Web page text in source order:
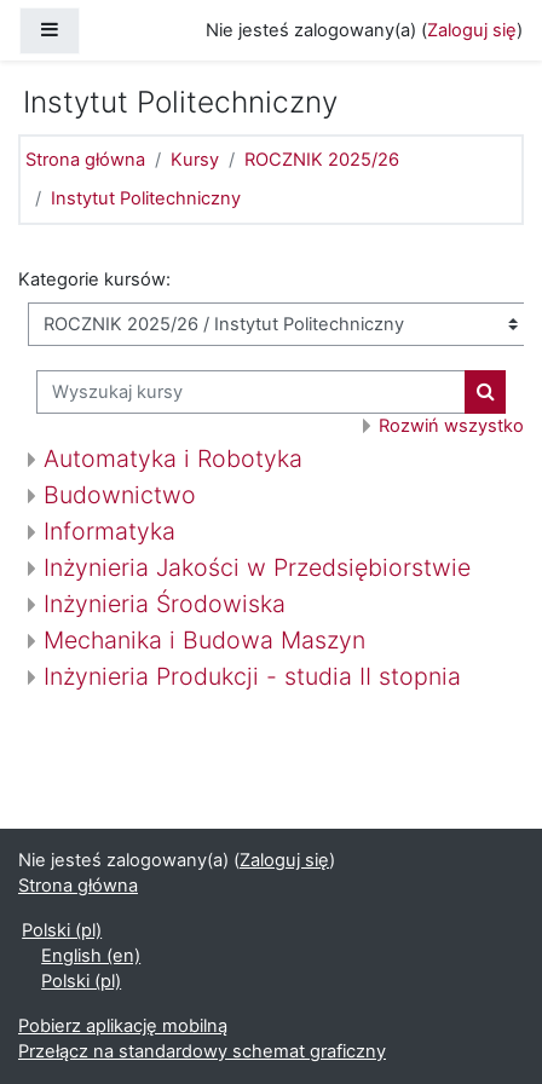
Nie jesteś zalogowany(a) (Zaloguj się)
Instytut Politechniczny
Strona główna Kursy
ROCZNIK 2025/26
Instytut Politechniczny
Kategorie kursów:
Wyszukaj kursy
Rozwiń wszystko
Automatyka i Robotyka
Budownictwo
Informatyka
Inżynieria Jakości w Przedsiębiorstwie
Inżynieria Środowiska
Mechanika i Budowa Maszyn
Inżynieria Produkcji - studia II stopnia
Nie jesteś zalogowany(a) (Zaloguj się)
Strona główna
Polski ‎(pl)‎
English ‎(en)‎
Polski ‎(pl)‎
Pobierz aplikację mobilną
Przełącz na standardowy schemat graficzny